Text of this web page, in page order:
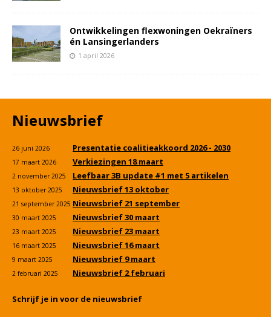
Ontwikkelingen flexwoningen Oekraïners
én Lansingerlanders
1 april 2026
Nieuwsbrief
26 juni 2026 Presentatie coalitieakkoord 2026 - 2030
17 maart 2026 Verkiezingen 18 maart
2 november 2025 Leefbaar 3B update #1 met 5 artikelen
13 oktober 2025 Nieuwsbrief 13 oktober
21 september 2025 Nieuwsbrief 21 september
30 maart 2025 Nieuwsbrief 30 maart
23 maart 2025 Nieuwsbrief 23 maart
16 maart 2025 Nieuwsbrief 16 maart
9 maart 2025 Nieuwsbrief 9 maart
2 februari 2025 Nieuwsbrief 2 februari
Schrijf je in voor de nieuwsbrief